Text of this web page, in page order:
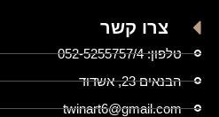
צרו קשר
טלפון: 052-5255757/4
הבנאים 23, אשדוד
twinart6@gmail.com